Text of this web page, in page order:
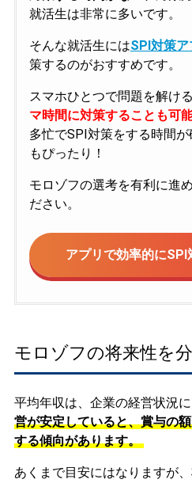
就活生は非常に多いです。
そんな就活生にはSPI対策ア
策するのがおすすめです。
スマホひとつで問題を解け
マ時間に対策することも可能
多忙でSPI対策をする時間
もぴったり！
モロゾフの選考を有利に進
ださい。
アプリで効率的にSPI
モロゾフの将来性を分
平均年収は、企業の経営状況
営が安定していると、賞与の
する傾向があります。
あくまで目安にはなりますが